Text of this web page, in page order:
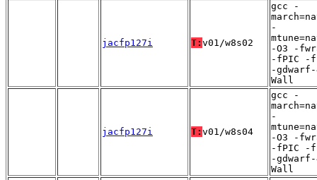
jacfp127i T: v01/w8s02
gcc -
-
-O3 -
-fPIC -
-
Wall
jacfp127i T: v01/w8s04
gcc -
-
-O3 -
-fPIC -
-
Wall